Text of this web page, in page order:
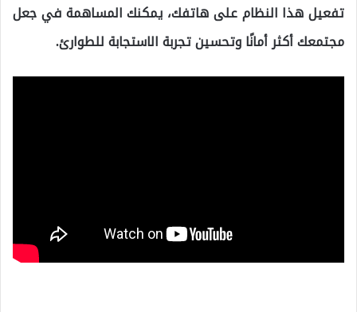
تفعيل هذا النظام على هاتفك، يمكنك المساهمة في جعل
مجتمعك أكثر أمانًا وتحسين تجربة الاستجابة للطوارئ.